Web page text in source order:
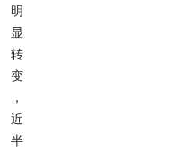
明
显
转
变
，
近
半